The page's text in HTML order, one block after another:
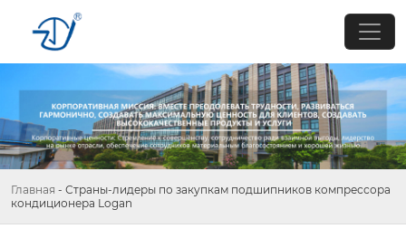
Главная - Страны-лидеры по закупкам подшипников компрессора
кондиционера Logan